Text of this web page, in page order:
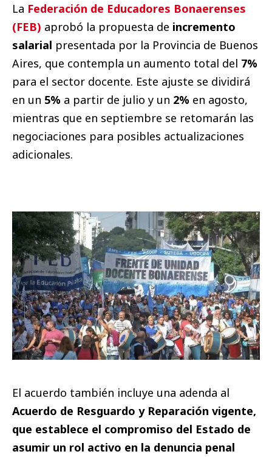
La Federación de Educadores Bonaerenses
(FEB) aprobó la propuesta de incremento
salarial presentada por la Provincia de Buenos
Aires, que contempla un aumento total del 7%
para el sector docente. Este ajuste se dividirá
en un 5% a partir de julio y un 2% en agosto,
mientras que en septiembre se retomarán las
negociaciones para posibles actualizaciones
adicionales.
El acuerdo también incluye una adenda al
Acuerdo de Resguardo y Reparación vigente,
que establece el compromiso del Estado de
asumir un rol activo en la denuncia penal